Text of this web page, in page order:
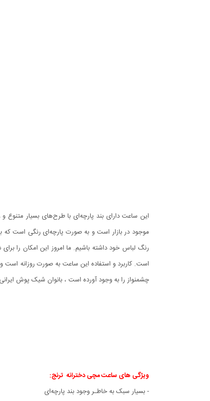
این ساعت دارای بند پارچه‌ای با طرح‌های بسیار
موجود در بازار است و به صورت پارچه‌ای رنگی است
رنگ لباس خود داشته باشیم. ما امروز این امکان را
است. کاربرد و استفاده این ساعت به صورت روزانه است
چشمنواز را به وجود آورده است ، بانوان شیک پوش
ویژگی های ساعت مچی دخترانه ترنج:
- بسیار سبک به خاطـر وجود بند پارچه‌ای